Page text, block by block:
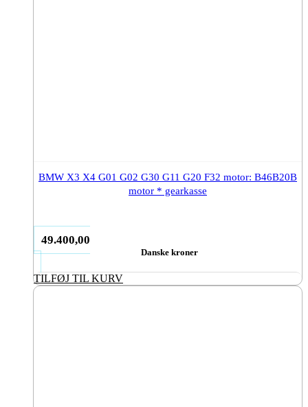
BMW X3 X4 G01 G02 G30 G11 G20 F32 motor: B46B20B
motor * gearkasse
49.400,00
Danske kroner
TILFØJ TIL KURV